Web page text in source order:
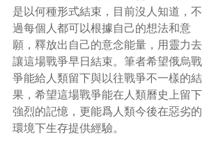
是以何種形式結束，目前沒人知道，不
過每個人都可以根據自己的想法和意
願，釋放出自己的意念能量，用靈力去
讓這場戰爭早日結束。筆者希望俄烏戰
爭能給人類留下與以往戰爭不一樣的結
果，希望這場戰爭能在人類曆史上留下
強烈的記憶，更能爲人類今後在惡劣的
環境下生存提供經驗。